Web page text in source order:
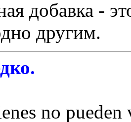
добавка -
другим.
no